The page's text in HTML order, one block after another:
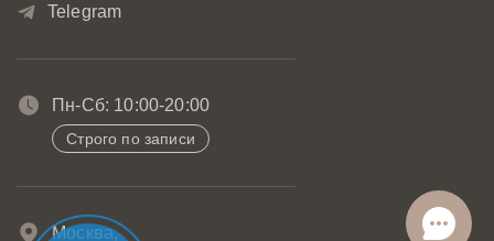
Telegram
Пн-Сб: 10:00-20:00
Строго по записи
Москва,